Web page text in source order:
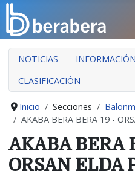
CERRAR
INICIO
CLUB
MANTEO
SECCIONES
EVENTOS
ÁREA SOCIAL
NOTICIAS INFORMACIÓN
CLASIFICACIÓN
Inicio Secciones
AKABA BERA BERA 19 -
AKABA BERA
ORSAN ELDA